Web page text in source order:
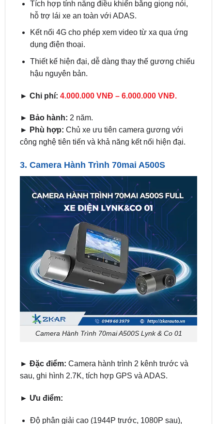
Kết nối 4G cho phép xem video từ xa qua ứng
dụng điện thoại.
Thiết kế hiện đại, dễ dàng thay thế gương chiếu
hậu nguyên bản.
► Chi phí: 4.000.000 VNĐ – 6.000.000 VNĐ.
► Bảo hành:2 năm.
công nghệ tiên tiến và khả năng kết nối hiện đại.
3.Camera Hành Trình 70mai A500S
Camera Hành Trình 70mai A500S Lynk & Co 01
► Đặc điểm:Camera hành trình 2 kênh trước và
► Ưu điểm:
Độ phân giải cao (1944P trước, 1080P sau),